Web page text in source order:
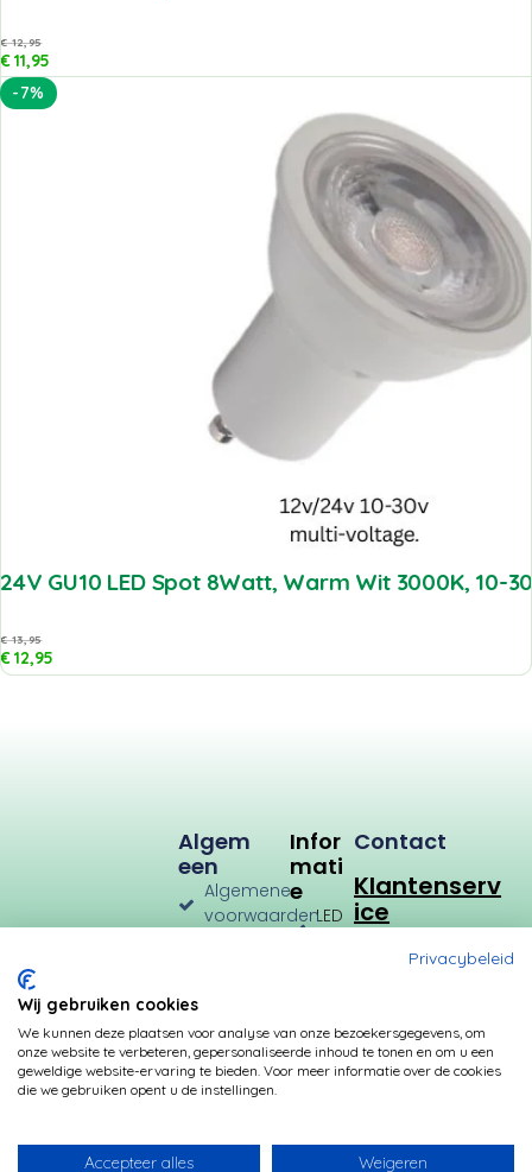
€12,95
€11,95
-7%
24V GU10 LED Spot 8Watt, Warm Wit 3000K, 10-
€13,95
€12,95
Infor
Mati
E
LED
Verbruik
Kleurtemperatuur
Algem
Een
Algemene
voorwaarden
Privacybeleid
Betalingsmogelijkheden
Contact
Klantenserv
ice
Privacybeleid
Wij gebruiken cookies
We kunnen deze plaatsen voor analyse van onze bezoekersgegevens, om
onze website te verbeteren, gepersonaliseerde inhoud te tonen en om u een
geweldige website-ervaring te bieden. Voor meer informatie over de cookies
die we gebruiken opent u de instellingen.
Accepteer alles Weigeren